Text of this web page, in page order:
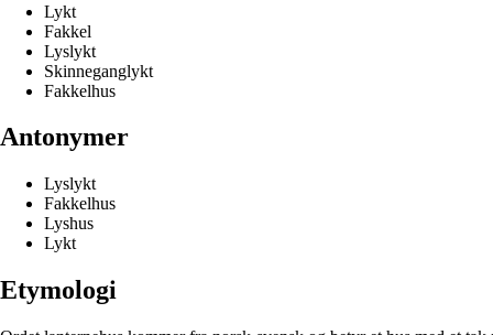
Lykt
Fakkel
Lyslykt
Skinneganglykt
Fakkelhus
Antonymer
Lyslykt
Fakkelhus
Lyshus
Lykt
Etymologi